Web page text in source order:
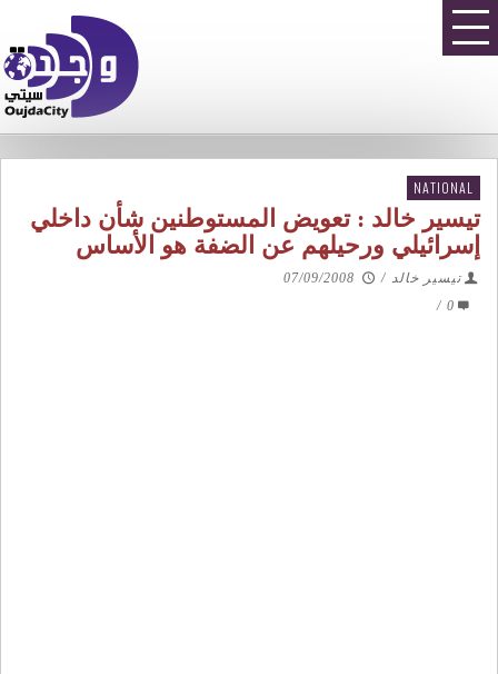
NATIONAL
تيسير خالد : تعويض المستوطنين شأن داخلي
إسرائيلي ورحيلهم عن الضفة هو الأساس
تيسير خالد /
07/09/2008
0
/